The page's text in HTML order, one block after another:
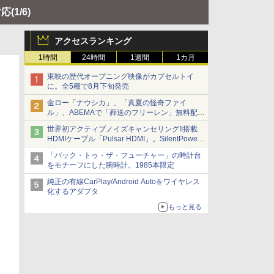
(1/6)
アクセスランキング
1時間 24時間 1週間 1カ月
東映の歴代オープニング映像がカプセルトイ
に。全5種で8月下旬発売
金ロー「ナウシカ」、「真夏の怪奇ファイ
ル」、ABEMAで「葬送のフリーレン」無料配信
など。夏の特番・配信情報
世界初アクティブノイズキャンセリングII搭載
HDMIケーブル「Pulsar HDMI」。SilentPower
から
「バック・トゥ・ザ・フューチャー」の時計台
をモチーフにした腕時計。1985本限定
純正の有線CarPlay/Android Autoをワイヤレス
化するアダプタ
もっと見る